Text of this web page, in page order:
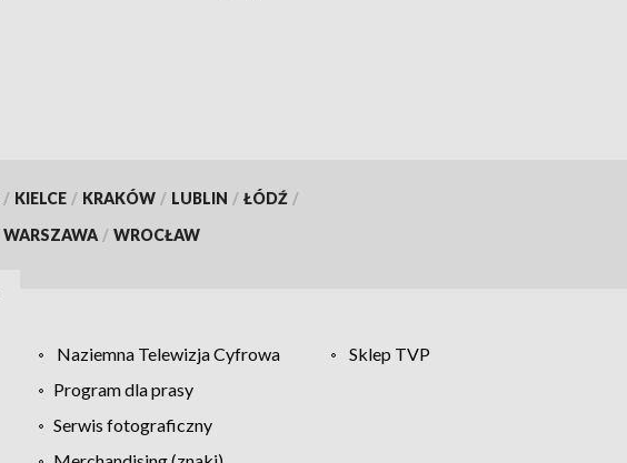
/ KIELCE / KRAKÓW / LUBLIN / ŁÓDŹ /
WARSZAWA / WROCŁAW
Naziemna Telewizja Cyfrowa
Sklep TVP
Program dla prasy
Serwis fotograficzny